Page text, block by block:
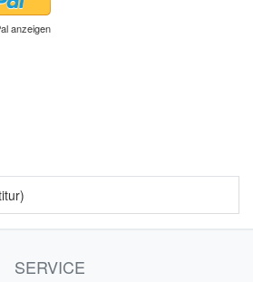
anzeigen
SERVICE